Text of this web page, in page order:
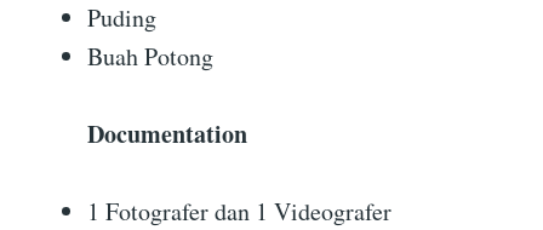
Puding
Buah Potong
Documentation
1 Fotografer dan 1 Videografer